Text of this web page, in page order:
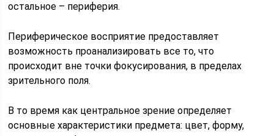
остальное – периферия.
Периферическое восприятие предоставляет
возможность проанализировать все то, что
происходит вне точки фокусирования, в пределах
зрительного поля.
В то время как центральное зрение определяет
основные характеристики предмета: цвет, форму,